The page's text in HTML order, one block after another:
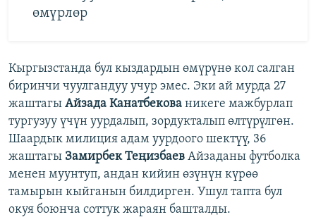
өмүрлөр
Кыргызстанда бул кыздардын өмүрүнө кол салган
биринчи чуулгандуу учур эмес. Эки ай мурда 27
жаштагы Айзада Канатбекова никеге мажбурлап
тургузуу үчүн уурдалып, зордукталып өлтүрүлгөн.
Шаардык милиция адам уурдоого шектүү, 36
жаштагы Замирбек Теңизбаев Айзаданы футболка
менен муунтуп, андан кийин өзүнүн күрөө
тамырын кыйганын билдирген. Ушул тапта бул
окуя боюнча соттук жараян башталды.